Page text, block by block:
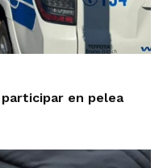
en pelea